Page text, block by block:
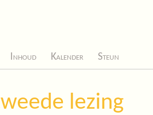
Inhoud Kalender Steun
lezing